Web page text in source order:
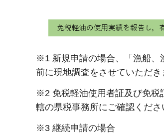
※1 新規申請の場合、「漁船、
前に現地調査をさせていただき
※2 免税軽油使用者証及び免税
轄の県税事務所にご確認くださ
※3 継続申請の場合